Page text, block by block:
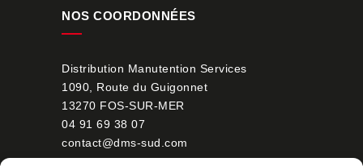
NOS COORDONNÉES
Distribution Manutention Services
1090, Route du Guigonnet
13270 FOS-SUR-MER
04 91 69 38 07
contact@dms-sud.com